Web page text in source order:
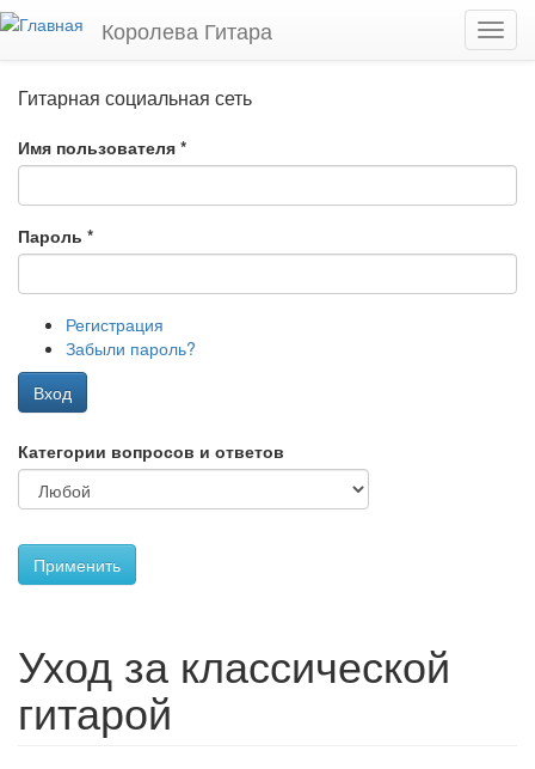
Перейти к основному содержанию
Королева Гитара
Гитарная социальная сеть
Имя пользователя *
Пароль *
Регистрация
Забыли пароль?
Вход
Категории вопросов и ответов
Применить
Уход за классической
гитарой